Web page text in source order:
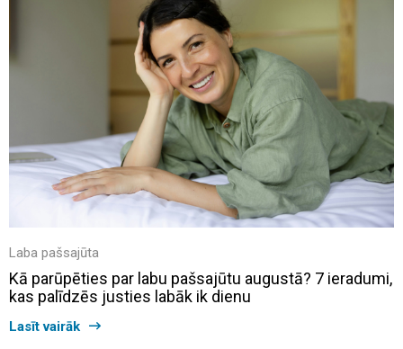
Laba pašsajūta
Kā parūpēties par labu pašsajūtu augustā? 7 ieradumi,
kas palīdzēs justies labāk ik dienu
Lasīt vairāk